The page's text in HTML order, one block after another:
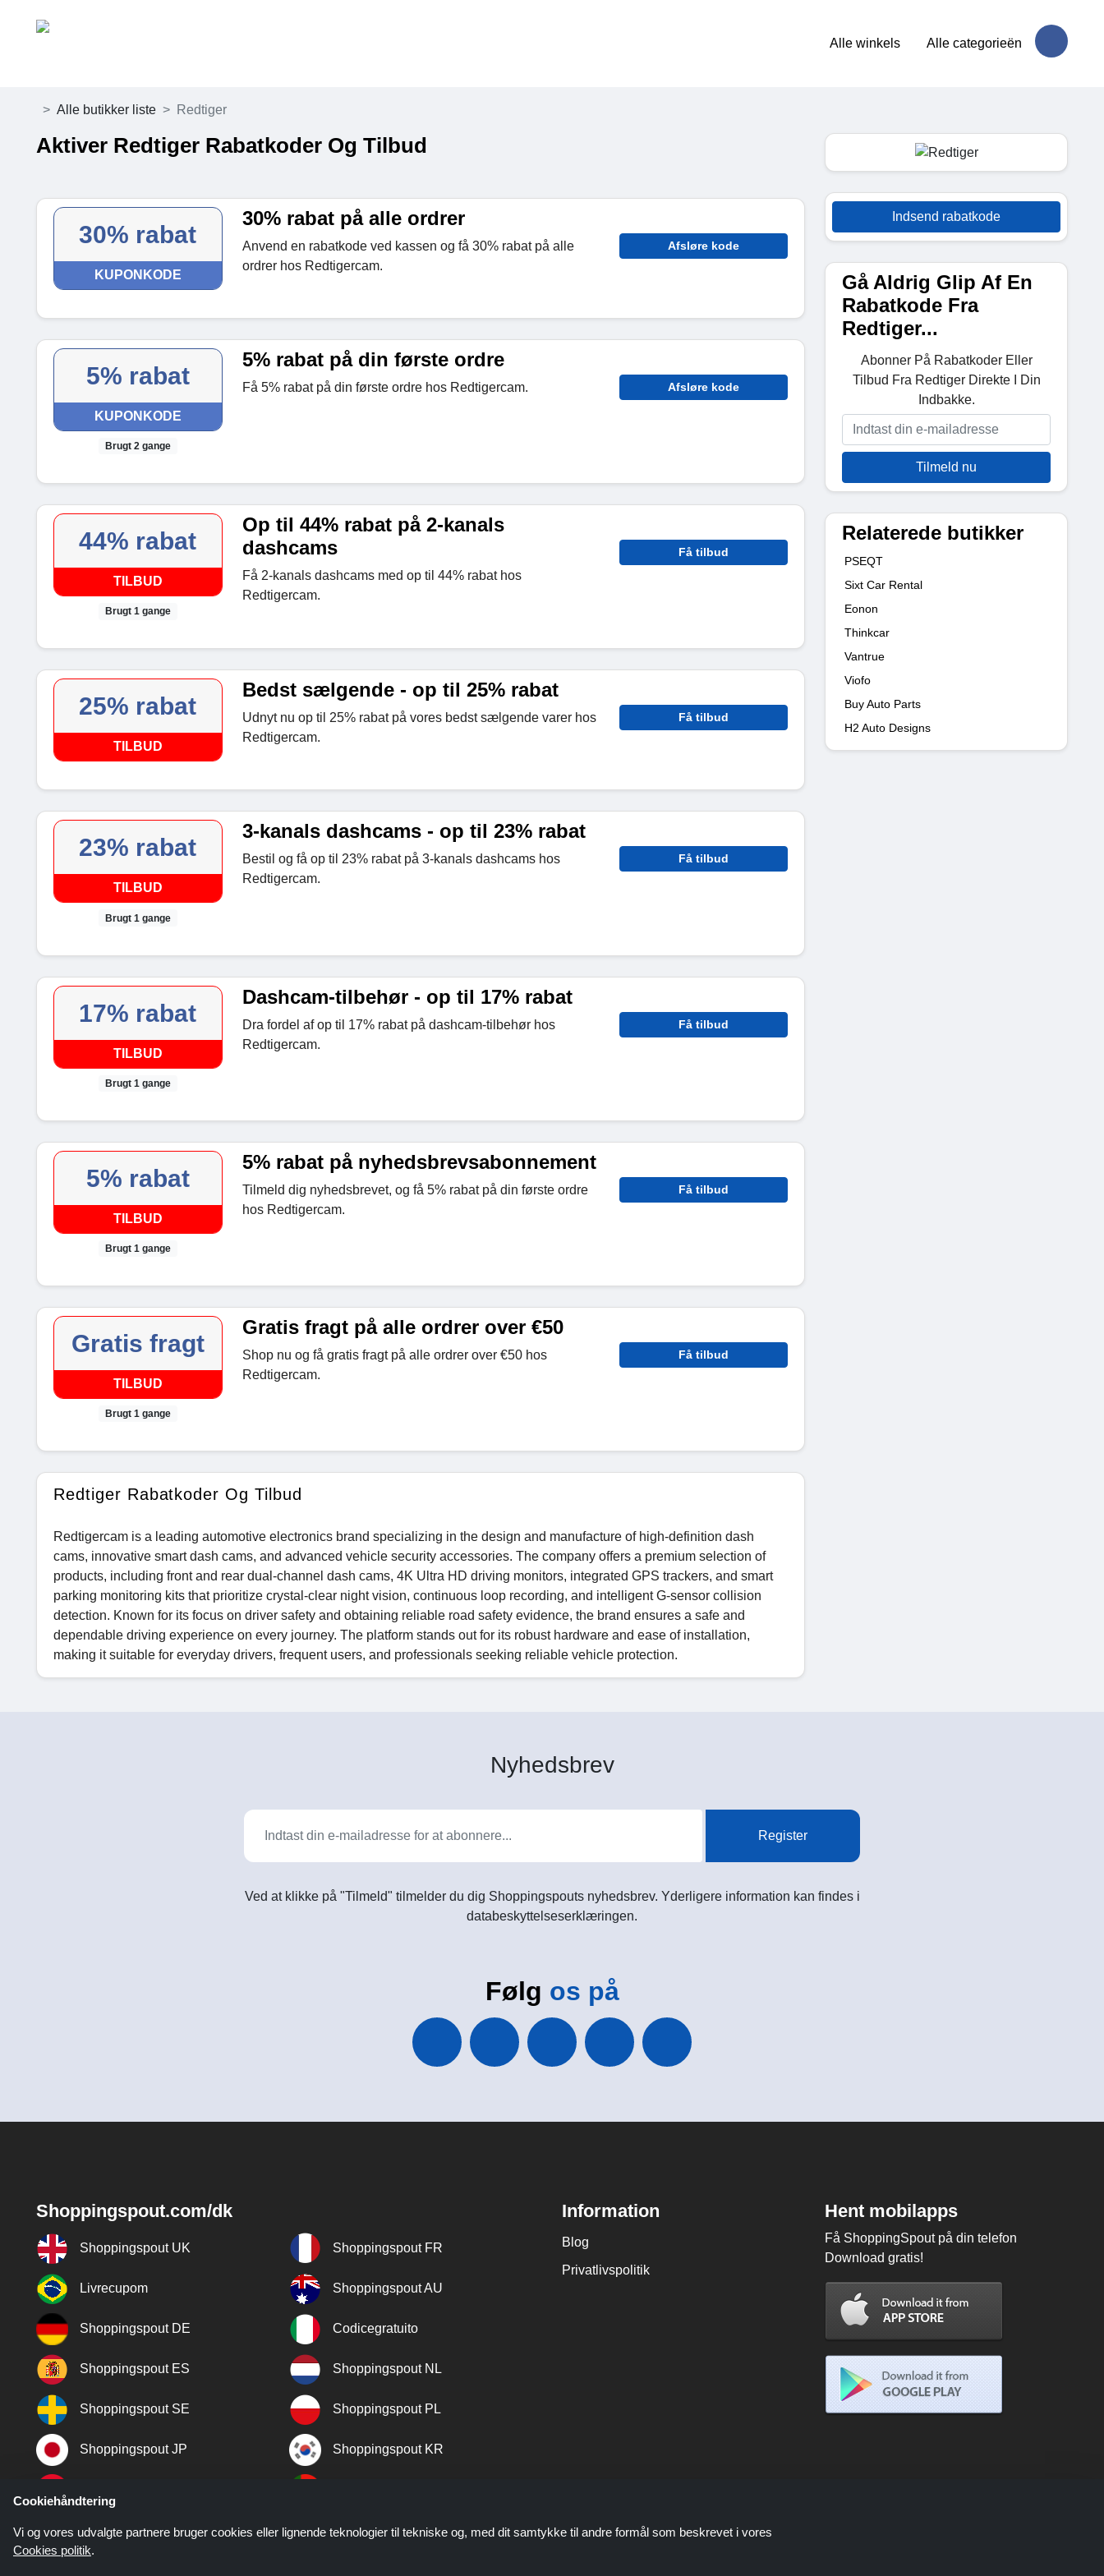
Alle winkels Alle categorieën
Alle butikker liste Redtiger
Aktiver Redtiger Rabatkoder Og Tilbud
30% rabat
KUPONKODE
30% rabat på alle ordrer
Anvend en rabatkode ved kassen og få 30% rabat på alle
ordrer hos Redtigercam.
Afsløre kode
5% rabat
KUPONKODE
Brugt 2 gange
5% rabat på din første ordre
Få 5% rabat på din første ordre hos Redtigercam. Afsløre kode
44% rabat
TILBUD
Brugt 1 gange
Op til 44% rabat på 2-kanals
dashcams
Få 2-kanals dashcams med op til 44% rabat hos
Redtigercam.
Få tilbud
25% rabat
TILBUD
Bedst sælgende - op til 25% rabat
Udnyt nu op til 25% rabat på vores bedst sælgende varer hos
Redtigercam.
Få tilbud
23% rabat
TILBUD
Brugt 1 gange
3-kanals dashcams - op til 23% rabat
Bestil og få op til 23% rabat på 3-kanals dashcams hos
Redtigercam.
Få tilbud
17% rabat
TILBUD
Brugt 1 gange
Dashcam-tilbehør - op til 17% rabat
Dra fordel af op til 17% rabat på dashcam-tilbehør hos
Redtigercam.
Få tilbud
5% rabat
TILBUD
Brugt 1 gange
5% rabat på nyhedsbrevsabonnement
Tilmeld dig nyhedsbrevet, og få 5% rabat på din første ordre
hos Redtigercam.
Få tilbud
Gratis fragt
TILBUD
Brugt 1 gange
Gratis fragt på alle ordrer over €50
Shop nu og få gratis fragt på alle ordrer over €50 hos
Redtigercam.
Få tilbud
Redtiger Rabatkoder Og Tilbud
Redtigercam is a leading automotive electronics brand specializing in the design and manufacture of high-definition dash
cams, innovative smart dash cams, and advanced vehicle security accessories. The company offers a premium selection of
products, including front and rear dual-channel dash cams, 4K Ultra HD driving monitors, integrated GPS trackers, and smart
parking monitoring kits that prioritize crystal-clear night vision, continuous loop recording, and intelligent G-sensor collision
detection. Known for its focus on driver safety and obtaining reliable road safety evidence, the brand ensures a safe and
dependable driving experience on every journey. The platform stands out for its robust hardware and ease of installation,
making it suitable for everyday drivers, frequent users, and professionals seeking reliable vehicle protection.
Indsend rabatkode
Gå Aldrig Glip Af En
Rabatkode Fra
Redtiger...
Abonner På Rabatkoder Eller
Tilbud Fra Redtiger Direkte I Din
Indbakke.
Tilmeld nu
Relaterede butikker
PSEQT
Sixt Car Rental
Eonon
Thinkcar
Vantrue
Viofo
Buy Auto Parts
H2 Auto Designs
Nyhedsbrev
Register
Ved at klikke på "Tilmeld" tilmelder du dig Shoppingspouts nyhedsbrev. Yderligere information kan findes i
databeskyttelseserklæringen.
Følg os på
Shoppingspout.com/dk
Shoppingspout UK Shoppingspout FR
Livrecupom Shoppingspout AU
Shoppingspout DE Codicegratuito
Shoppingspout ES Shoppingspout NL
Shoppingspout SE Shoppingspout PL
Shoppingspout JP Shoppingspout KR
Shoppingspout NO
Information
Blog
Privatlivspolitik
Hent mobilapps
Få ShoppingSpout på din telefon
Download gratis!
Cookiehåndtering
Vi og vores udvalgte partnere bruger cookies eller lignende teknologier til tekniske og, med dit samtykke til andre formål som beskrevet i vores
Cookies politik.